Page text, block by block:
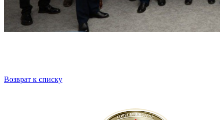
Возврат к списку